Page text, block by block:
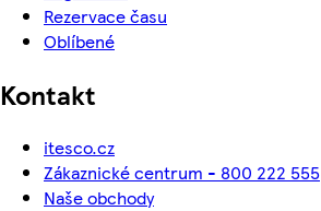
Rezervace času
Oblíbené
Kontakt
itesco.cz
Zákaznické centrum - 800 222 555
Naše obchody